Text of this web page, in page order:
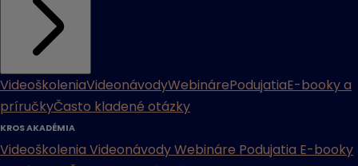
VideoškoleniaVideonávodyWebinárePodujatiaE-booky a
príručkyČasto kladené otázky
KROS AKADÉMIA
Videoškolenia VideonávodyWebináre Podujatia E-booky